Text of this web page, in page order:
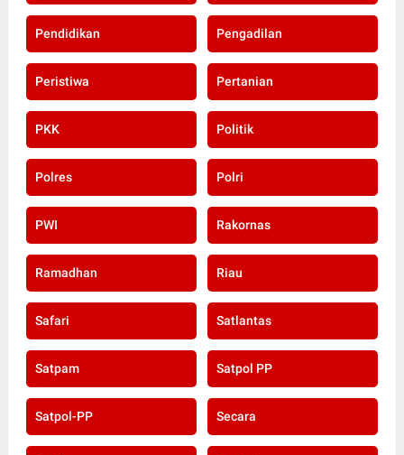
Pendidikan Pengadilan
Peristiwa Pertanian
PKK Politik
Polres Polri
PWI Rakornas
Ramadhan Riau
Safari Satlantas
Satpam Satpol PP
Satpol-PP Secara